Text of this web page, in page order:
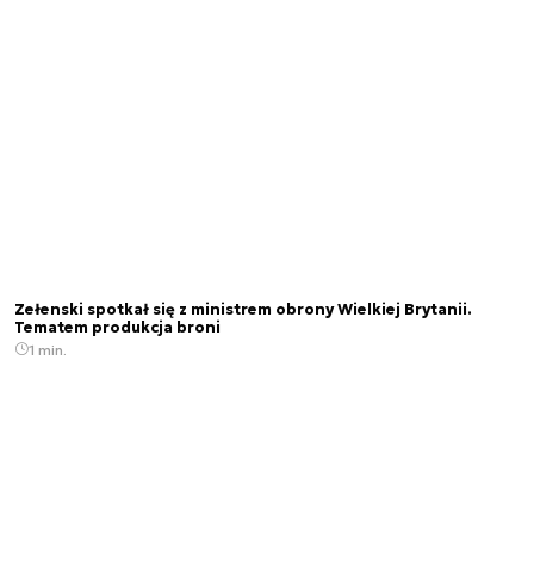
Zełenski spotkał się z ministrem obrony Wielkiej Brytanii.
Tematem produkcja broni
1 min.